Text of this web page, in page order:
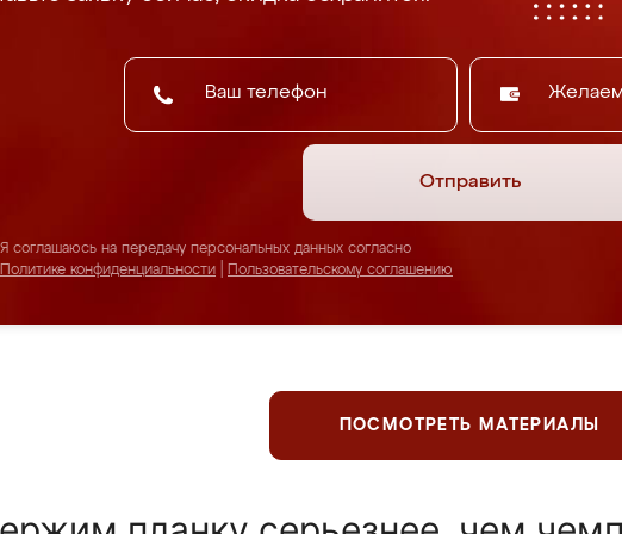
Отправить
Я соглашаюсь на передачу персональных данных согласно
Политике конфиденциальности
Пользовательскому соглашению
ПОСМОТРЕТЬ МАТЕРИАЛЫ